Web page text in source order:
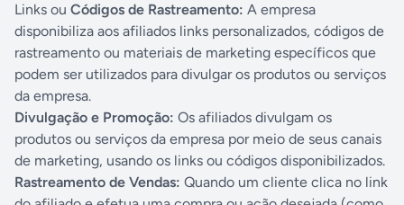
Links ou Códigos de Rastreamento: A empresa
disponibiliza aos afiliados links personalizados, códigos de
rastreamento ou materiais de marketing específicos que
podem ser utilizados para divulgar os produtos ou serviços
da empresa.
Divulgação e Promoção: Os afiliados divulgam os
produtos ou serviços da empresa por meio de seus canais
de marketing, usando os links ou códigos disponibilizados.
Rastreamento de Vendas: Quando um cliente clica no link